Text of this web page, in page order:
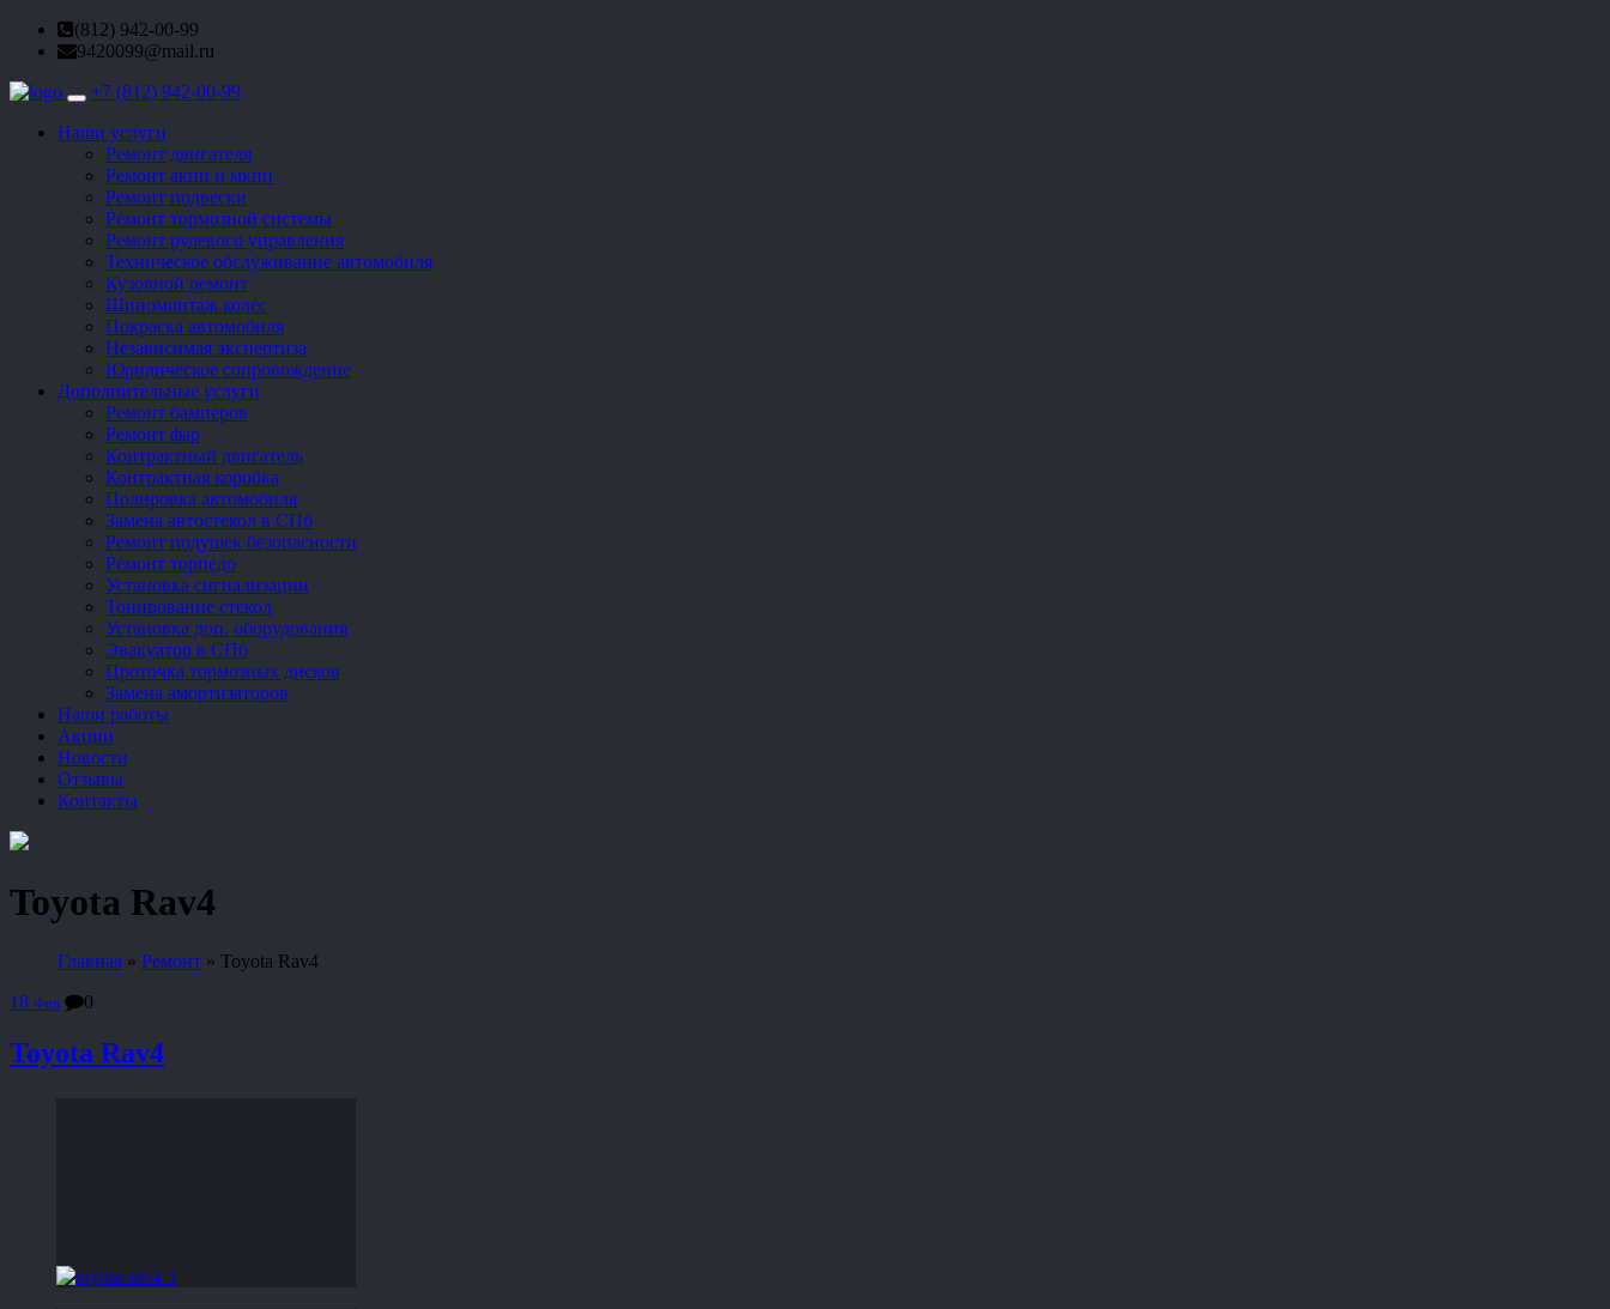
(812) 942-00-99
9420099@mail.ru
Toggle
+7 (812) 942-00-99
Наши услуги
Ремонт двигателя
Ремонт акпп и мкпп
Ремонт подвески
Ремонт тормозной системы
Ремонт рулевого управления
Техническое обслуживание автомобиля
Кузовной ремонт
Шиномонтаж колес
Покраска автомобиля
Независимая экспертиза
Юридическое сопровождение
Дополнительные услуги
Ремонт бамперов
Ремонт фар
Контрактный двигатель
Контрактная коробка
Полировка автомобиля
Замена автостекол в СПб
Ремонт подушек безопасности
Ремонт торпедо
Установка сигнализации
Тонирование стекол
Установка доп. оборудования
Эвакуатор в СПб
Проточка тормозных дисков
Замена амортизаторов
Наши работы
Акции
Новости
Отзывы
Контакты
Toyota Rav4
Главная » Ремонт » Toyota Rav4
18 Фев 0
Toyota Rav4